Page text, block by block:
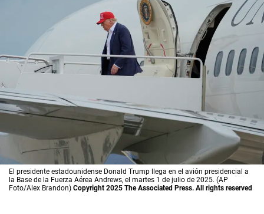
El presidente estadounidense Donald Trump llega en el avión presidencial a
la Base de la Fuerza Aérea Andrews, el martes 1 de julio de 2025. (AP
Foto/Alex Brandon) Copyright 2025 The Associated Press. All rights reserved